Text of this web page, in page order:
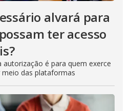
alvará para
ter acesso
autorização é para quem exerce
das plataformas